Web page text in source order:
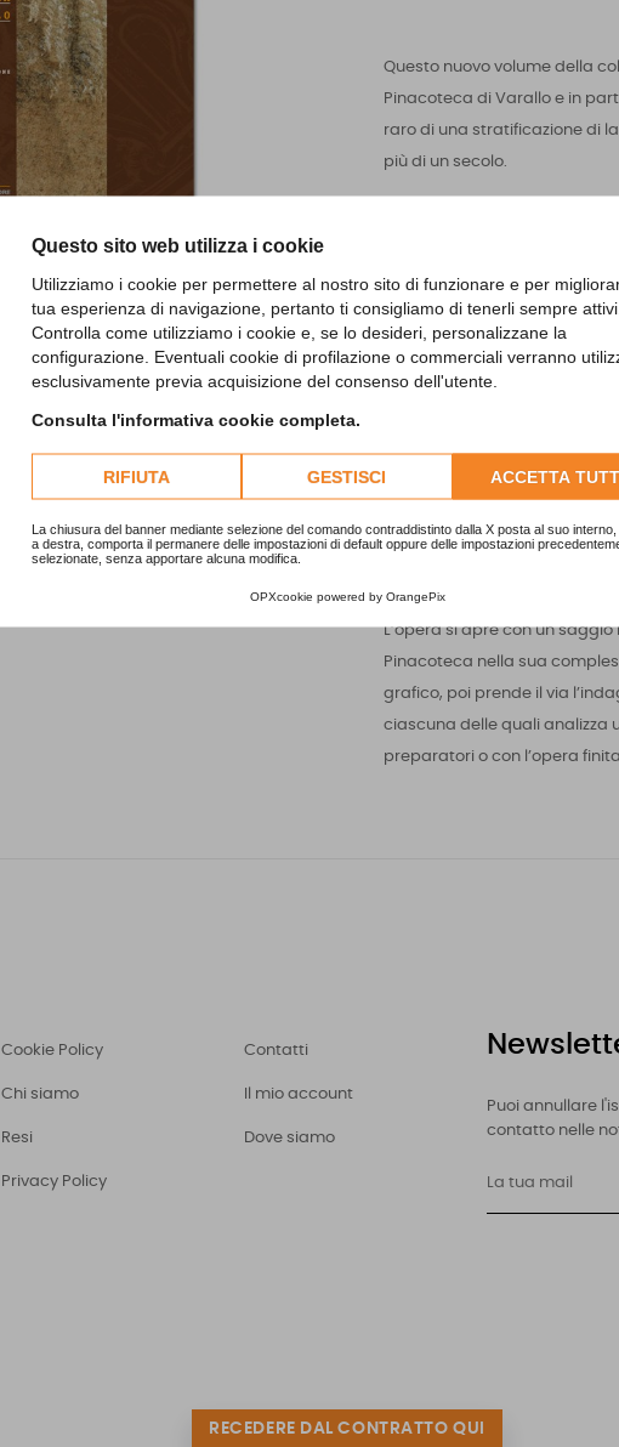
Questo sito web utilizza i cookie
Utilizziamo i cookie per permettere al nostro sito di funzionare e per
tua esperienza di navigazione, pertanto ti consigliamo di tenerli sempre attivi.
Controlla come utilizziamo i cookie e, se lo desideri, personalizzane la
configurazione. Eventuali cookie di profilazione o commerciali verranno
esclusivamente previa acquisizione del consenso dell'utente.
Consulta l'informativa cookie completa.
RIFIUTA GESTISCI ACCETTA
La chiusura del banner mediante selezione del comando contraddistinto dalla X posta al suo interno,
a destra, comporta il permanere delle impostazioni di default oppure delle impostazioni
selezionate, senza apportare alcuna modifica.
OPXcookie powered by OrangePix
Questo nuovo volume della
Pinacoteca di Varallo e in
raro di una stratificazione di
più di un secolo.
Difficile racchiudere in un
selezionare 50 pezzi,
snodarsi dei secoli, le
citarne alcune, Gaudenzio
che hanno scritto le pagine
qui per la prima volta riunite,
difficile percorso di
Un ampio lavoro di ricerca
che raccoglie gli studi sul
Filippo Maria Ferro, Elena
L’opera si apre con un
Pinacoteca nella sua
grafico, poi prende il via
ciascuna delle quali analizza
preparatori o con l’opera
Cookie Policy
Chi siamo
Resi
Privacy Policy
Contatti
Il mio account
Dove siamo
Puoi annullare
contatto nelle
RECEDERE DAL CONTRATTO QUI